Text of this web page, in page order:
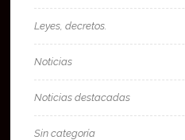
Leyes, decretos.
Noticias
Noticias destacadas
Sin categoría